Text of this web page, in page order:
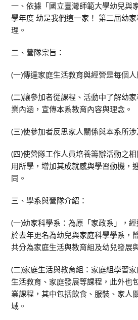
一、依據「國立臺灣師範大學幼兒與
學年度 幼是我們這一家！ 第二屆幼
理。
二、營隊宗旨：
(一)傳達家庭生活教育與經營是每個
(二)讓參加者從課程、活動中了解幼
業內涵，宣傳本系教育內容與理念。
(三)使參加者反思家人關係與本系所
(四)使營隊工作人員培養籌辦活動之
用所學，增加其成就感與學習動機，
同。
三、學系與營隊介紹：
(一)幼家科學系：為原「家政系」，
於去年更名為幼兒與家庭科學學系，
共分為家庭生活與教育組及幼兒發展
(二)家庭生活與教育組：家庭組學習
生活教育、家庭發展等課程，此外也
業課程，其中包括飲食、服裝、家人
域。